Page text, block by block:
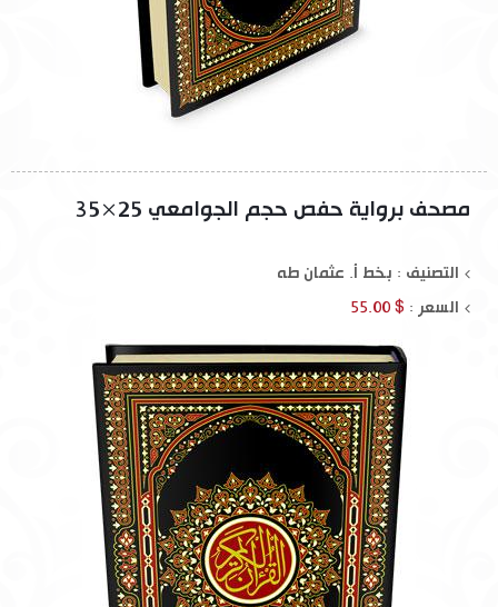
مصحف برواية حفص حجم الجوامعي 25×35
التصنيف : بخط أ. عثمان طه
السعر : $ 55.00